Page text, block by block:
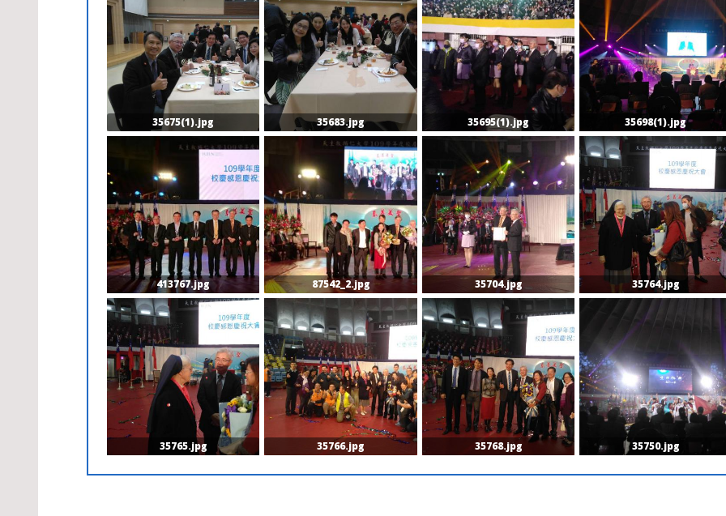
35675(1).jpg 35683.jpg 35695(1).jpg 35698(1).jpg
413767.jpg 87542_2.jpg 35704.jpg 35764.jpg
35765.jpg 35766.jpg 35768.jpg 35750.jpg